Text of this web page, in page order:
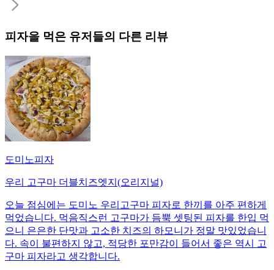
피자을 먹은 유저들의 다른 리뷰
도미노피자
우리 고구마 더블치즈엣지(오리지널)
오늘 점심에는 도미노 우리고구마 피자로 한끼를 아주 편하게
먹었습니다. 먹음직스런 고구마가 듬뿍 셋팅된 피자를 한입 먹
으니 은은한 단맛과 고소한 치즈의 하모니가 정말 맛있었습니
다. 속이 불편하지 않고, 적당한 포만감이 들어서 좋은 역시 고
구마 피자라고 생각합니다.